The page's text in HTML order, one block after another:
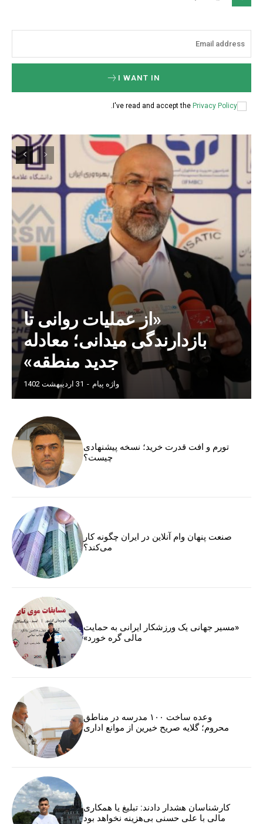
I WANT IN
I've read and accept the Privacy Policy
.
«از عملیات روانی تا
بازدارندگی میدانی؛ معادله
جدید منطقه»
واژه پیام - 31 اردیبهشت 1402
تورم و افت قدرت خرید؛ نسخه پیشنهادی
چیست؟
صنعت پنهان وام آنلاین در ایران چگونه کار
می‌کند؟
«مسیر جهانی یک ورزشکار ایرانی به حمایت
مالی گره خورد»
وعده ساخت ۱۰۰ مدرسه در مناطق
محروم؛ گلایه صریح خیرین از موانع اداری
کارشناسان هشدار دادند: تبلیغ یا همکاری
مالی با علی حسنی بی‌هزینه نخواهد بود